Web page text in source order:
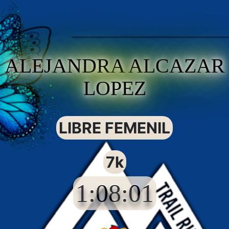
ALEJANDRA ALCAZAR
LOPEZ
LIBRE FEMENIL
7k
1:08:01